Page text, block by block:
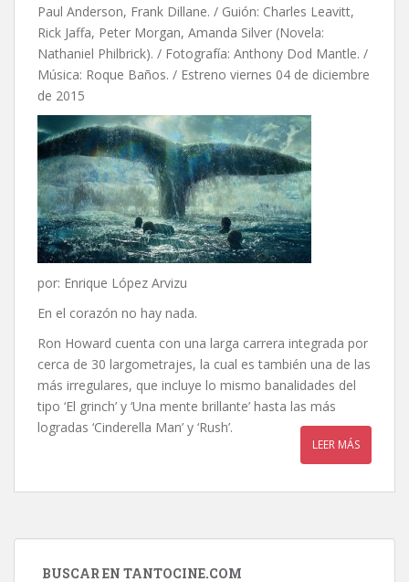
Paul Anderson, Frank Dillane. / Guión: Charles Leavitt,
Rick Jaffa, Peter Morgan, Amanda Silver (Novela:
Nathaniel Philbrick). / Fotografía: Anthony Dod Mantle. /
Música: Roque Baños. / Estreno viernes 04 de diciembre
de 2015
por: Enrique López Arvizu
En el corazón no hay nada.
Ron Howard cuenta con una larga carrera integrada por
cerca de 30 largometrajes, la cual es también una de las
más irregulares, que incluye lo mismo banalidades del
tipo ‘El grinch’ y ‘Una mente brillante’ hasta las más
logradas ‘Cinderella Man’ y ‘Rush’.
LEER MÁS
BUSCAR EN TANTOCINE.COM